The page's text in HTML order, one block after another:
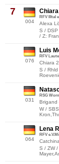
7
004
RFV Illtal
Alexa
S /
/ Z:
076
Luis
RFV
Chiara
S /
031
RSG
Brigand
W /
064
Lena
RFV
Catchina
S / ZW